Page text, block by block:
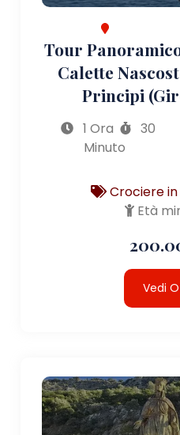
Tour
Calette
Principi
1 Ora
30
Minuto
Crociere in
Età
Vedi